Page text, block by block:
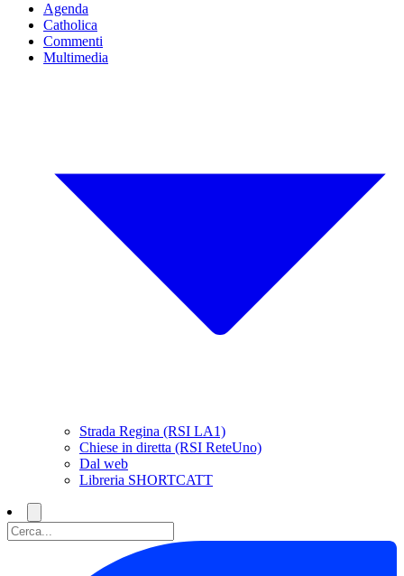
Agenda
Catholica
Commenti
Multimedia
Strada Regina (RSI LA1)
Chiese in diretta (RSI ReteUno)
Dal web
Libreria SHORTCATT